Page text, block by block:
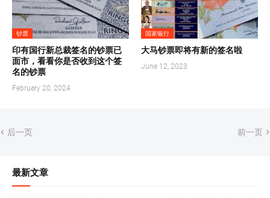
钞票
印有国行新总裁签名的钞票已
面市，看看你是否收到这个签
名的钞票
February 20, 2024
国家银行
大马钞票即将有新的签名啦
June 12, 2023
后一页 前一页
最新文章